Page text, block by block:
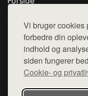
Vi bruger cookies
forbedre din
indhold og
siden fungerer
Cookie- og
Top Rabatter
Blog
Kontakt